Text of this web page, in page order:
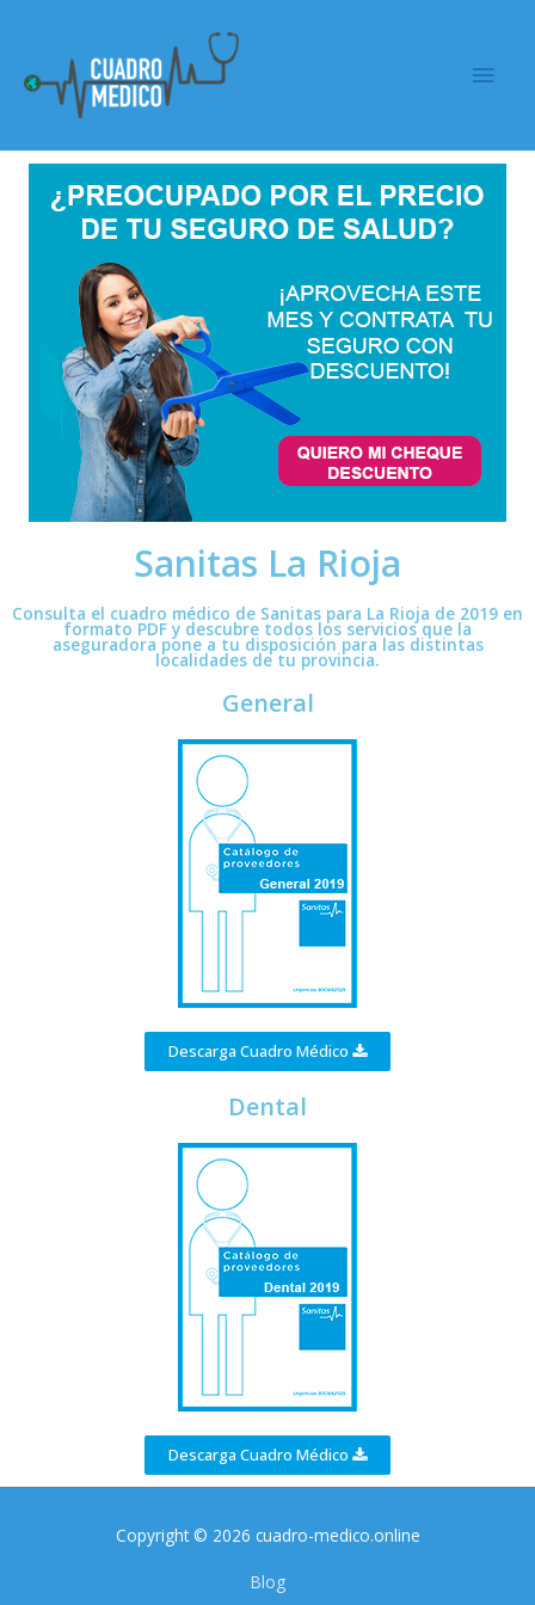
Sanitas La Rioja
Consulta el cuadro médico de Sanitas para La Rioja de 2019 en
formato PDF y descubre todos los servicios que la
aseguradora pone a tu disposición para las distintas
localidades de tu provincia.
General
Descarga Cuadro Médico
Dental
Descarga Cuadro Médico
Copyright © 2026 cuadro-medico.online
Blog